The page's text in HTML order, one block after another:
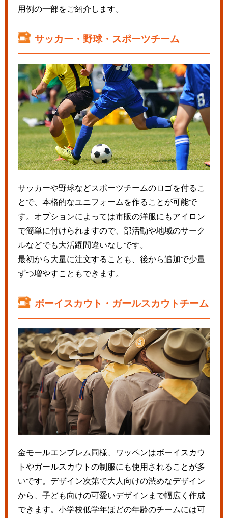
用例の一部をご紹介します。
サッカー・野球・スポーツチーム
サッカーや野球などスポーツチームのロゴを付るこ
とで、本格的なユニフォームを作ることが可能で
す。オプションによっては市販の洋服にもアイロン
で簡単に付けられますので、部活動や地域のサーク
ルなどでも大活躍間違いなしです。
最初から大量に注文することも、後から追加で少量
ずつ増やすこともできます。
ボーイスカウト・ガールスカウトチーム
金モールエンブレム同様、ワッペンはボーイスカウ
トやガールスカウトの制服にも使用されることが多
いです。デザイン次第で大人向けの渋めなデザイン
から、子ども向けの可愛いデザインまで幅広く作成
できます。小学校低学年ほどの年齢のチームには可